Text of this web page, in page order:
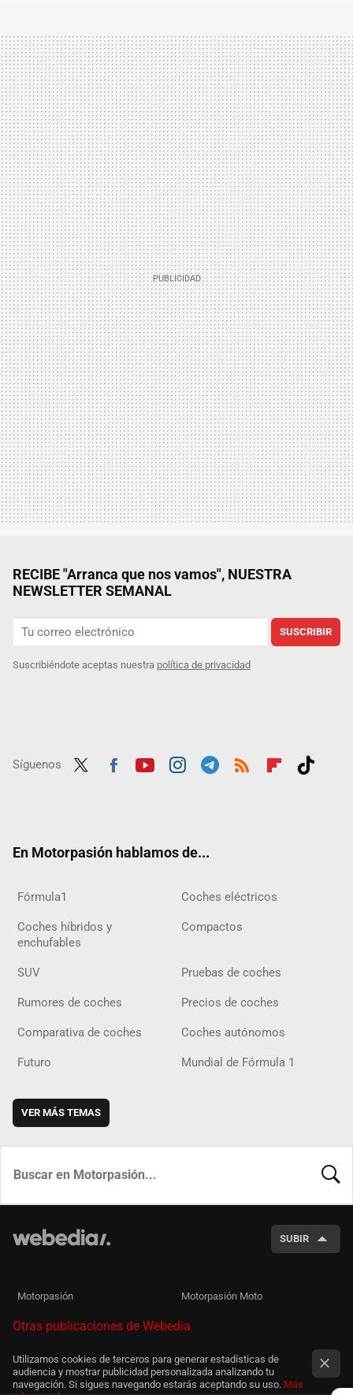
RECIBE "Arranca que nos vamos", NUESTRA
NEWSLETTER SEMANAL
SUSCRIBIR
Suscribiéndote aceptas nuestra política de privacidad
Síguenos
En Motorpasión hablamos de...
Fórmula1 Coches eléctricos
Coches híbridos y
enchufables
Compactos
SUV Pruebas de coches
Rumores de coches Precios de coches
Comparativa de coches Coches autónomos
Futuro Mundial de Fórmula 1
VER MÁS TEMAS
SUBIR
Motorpasión Motorpasión Moto
Otras publicaciones de Webedia
Utilizamos cookies de terceros para generar estadísticas de
audiencia y mostrar publicidad personalizada analizando tu
navegación. Si sigues navegando estarás aceptando su uso. Más